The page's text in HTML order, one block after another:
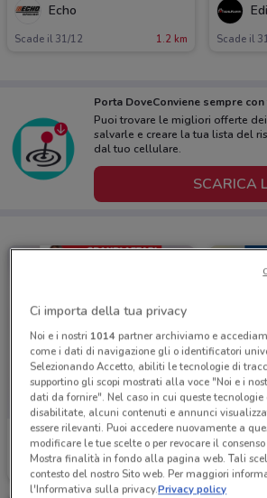
Echo
Scade il 31/12 1.2 km Scade il
Porta DoveConviene sempre con
Puoi trovare le migliori offerte
salvarle e creare la tua lista del
dal tuo cellulare.
SCARICA
Bricofer
Scade il 23/08 2.1 km Scade il
Ci importa della tua privacy
Noi e i nostri 1014partner archiviamo e
come i dati di navigazione gli o identificatori
Selezionando Accetto, abiliti le tecnologie di
supportino gli scopi mostrati alla voce "Noi e i
dati da fornire". Nel caso in cui queste tecnologie
disabilitate, alcuni contenuti e annunci
essere rilevanti. Puoi accedere nuovamente a
modificare le tue scelte o per revocare il
Mostra finalità in fondo alla pagina web. Tali
contesto del nostro Sito web. Per maggiori
l'Informativa sulla privacy.Privacy policy